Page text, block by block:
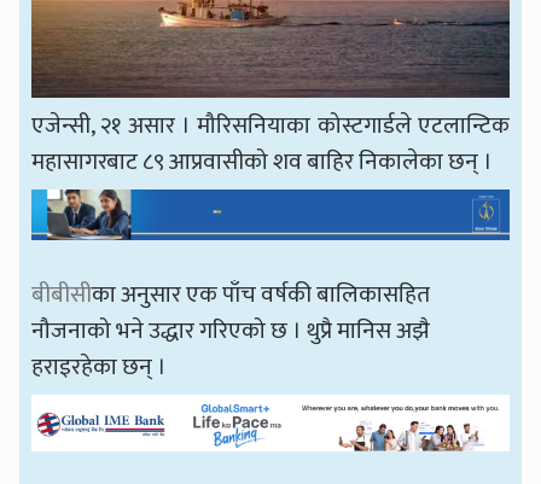
एजेन्सी, २१ असार । मौरिसनियाका कोस्टगार्डले एटलान्टिक
महासागरबाट ८९ आप्रवासीको शव बाहिर निकालेका छन् ।
बीबीसीका अनुसार एक पाँच वर्षकी बालिकासहित
नौजनाको भने उद्धार गरिएको छ । थुप्रै मानिस अझै
हराइरहेका छन् ।